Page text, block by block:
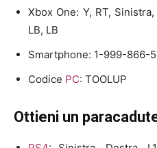
Xbox One: Y, RT,
LB, LB
Smartphone: 1-999-866-
Codice PC: TOOLUP
Ottieni un